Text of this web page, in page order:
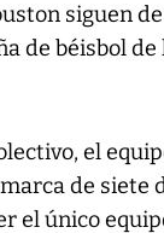
siguen
de béisbol de
el
de siete
el único